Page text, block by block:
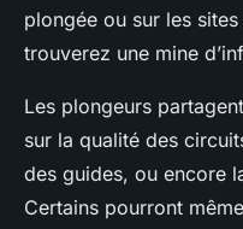
plongée ou sur les
trouverez une mine
Les plongeurs
sur la qualité des
des guides, ou encore
Certains pourront